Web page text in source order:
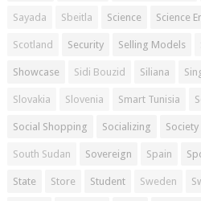
Sayada Sbeitla Science Science
Scotland Security Selling Models
Showcase Sidi Bouzid Siliana
Slovakia Slovenia Smart Tunisia
Social Shopping Socializing Society
South Sudan Sovereign Spain
State Store Student Sweden